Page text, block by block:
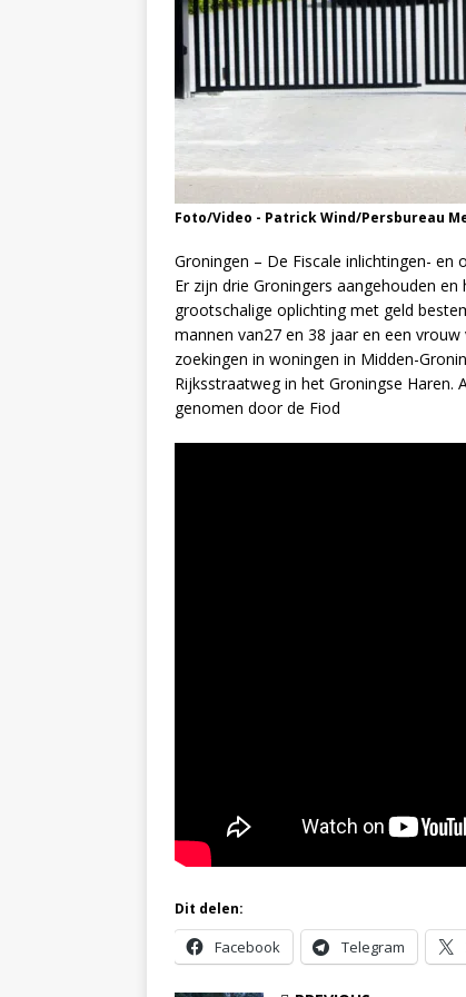
Foto/Video - Patrick Wind/Persbureau
Groningen – De Fiscale inlichtingen- en
Er zijn drie Groningers aangehouden
grootschalige oplichting met geld
mannen van27 en 38 jaar en een
zoekingen in woningen in Midden-
Rijksstraatweg in het Groningse
genomen door de Fiod
Dit delen:
Facebook Telegram